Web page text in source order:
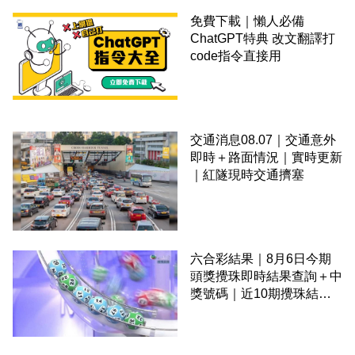
免費下載｜懶人必備
ChatGPT特典 改文翻譯打
code指令直接用
交通消息08.07｜交通意外
即時＋路面情況｜實時更新
｜紅隧現時交通擠塞
六合彩結果｜8月6日今期
頭獎攪珠即時結果查詢＋中
獎號碼｜近10期攪珠結果